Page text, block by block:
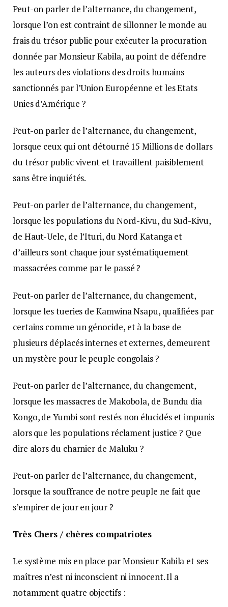
Peut-on parler de l’alternance, du changement,
lorsque l’on est contraint de sillonner le monde au
frais du trésor public pour exécuter la procuration
donnée par Monsieur Kabila, au point de défendre
les auteurs des violations des droits humains
sanctionnés par l’Union Européenne et les Etats
Unies d’Amérique ?
Peut-on parler de l’alternance, du changement,
lorsque ceux qui ont détourné 15 Millions de dollars
du trésor public vivent et travaillent paisiblement
sans être inquiétés.
Peut-on parler de l’alternance, du changement,
lorsque les populations du Nord-Kivu, du Sud-Kivu,
de Haut-Uele, de l’Ituri, du Nord Katanga et
d’ailleurs sont chaque jour systématiquement
massacrées comme par le passé ?
Peut-on parler de l’alternance, du changement,
lorsque les tueries de Kamwina Nsapu, qualifiées par
certains comme un génocide, et à la base de
plusieurs déplacés internes et externes, demeurent
un mystère pour le peuple congolais ?
Peut-on parler de l’alternance, du changement,
lorsque les massacres de Makobola, de Bundu dia
Kongo, de Yumbi sont restés non élucidés et impunis
alors que les populations réclament justice ? Que
dire alors du charnier de Maluku ?
Peut-on parler de l’alternance, du changement,
lorsque la souffrance de notre peuple ne fait que
s’empirer de jour en jour ?
Très Chers / chères compatriotes
Le système mis en place par Monsieur Kabila et ses
maîtres n’est ni inconscient ni innocent. Il a
notamment quatre objectifs :